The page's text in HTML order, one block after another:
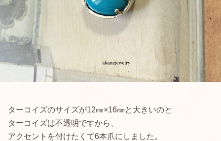
ターコイズのサイズが12㎜×16㎜と大きいのと
ターコイズは不透明ですから、
アクセントを付けたくて6本爪にしました。